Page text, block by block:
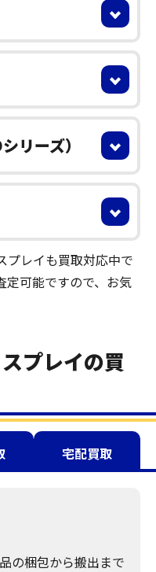
リーズ）
プレイも買取対応中で
定可能ですので、お気
プレイの買
宅配買取
の梱包から搬出まで